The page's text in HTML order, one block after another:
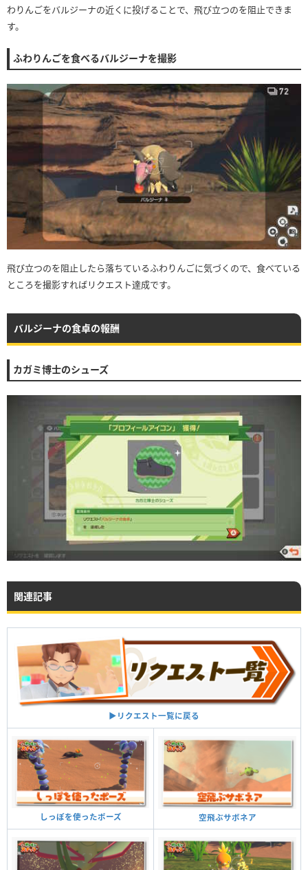
わりんごをバルジーナの近くに投げることで、飛び立つのを阻止できま
す。
ふわりんごを食べるバルジーナを撮影
飛び立つのを阻止したら落ちているふわりんごに気づくので、食べている
ところを撮影すればリクエスト達成です。
バルジーナの食卓の報酬
カガミ博士のシューズ
関連記事
▶︎リクエスト一覧に戻る
しっぽを使ったポーズ 空飛ぶサボネア